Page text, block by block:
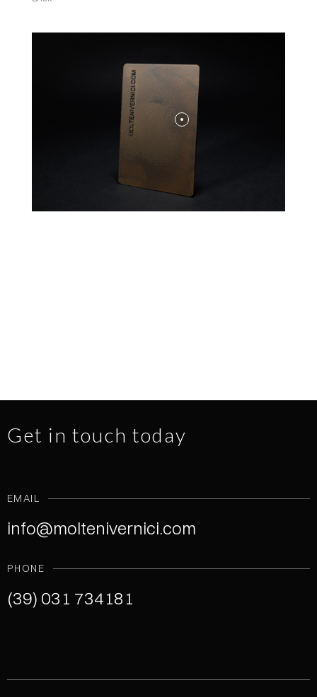
Get in touch today
EMAIL
info@moltenivernici.com
PHONE
(39) 031 734181